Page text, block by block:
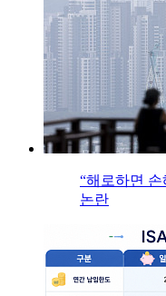
“해로하면 손
논란